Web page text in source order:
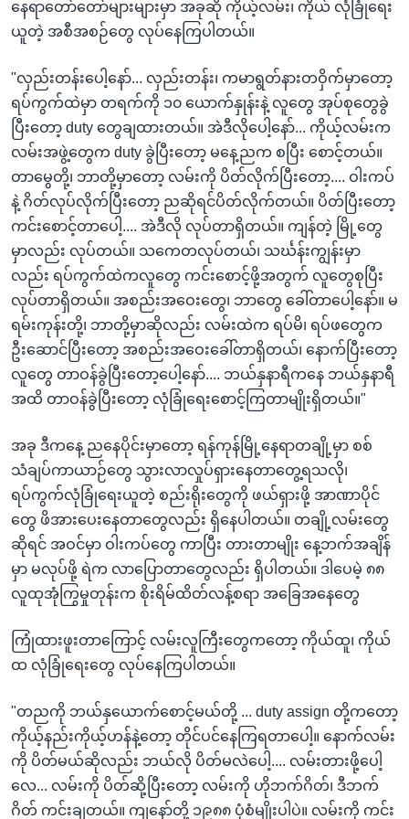
နေရာတော်တော်များများမှာ အခုဆို ကိုယ့်လမ်း၊ ကိုယ် လုံခြုံရေး
ယူတဲ့ အစီအစဉ်တွေ လုပ်နေကြပါတယ်။
"လှည်းတန်းပေါ့နော်... လှည်းတန်း၊ ကမာရွတ်နားတဝှိက်မှာတော့
ရပ်ကွက်ထဲမှာ တရက်ကို ၁၀ ယောက်နှုန်းနဲ့ လူတွေ အုပ်စုတွေခွဲ
ပြီးတော့ duty တွေချထားတယ်။ အဲဒီလိုပေါ့နော်... ကိုယ့်လမ်းက
လမ်းအဖွဲ့တွေက duty ခွဲပြီးတော့ မနေ့ညက စပြီး စောင့်တယ်။
တာမွေတို့၊ ဘာတို့မှာတော့ လမ်းကို ပိတ်လိုက်ပြီးတော့.... ဝါးကပ်
နဲ့ ဂိတ်လုပ်လိုက်ပြီးတော့ ညဆိုရင်ပိတ်လိုက်တယ်။ ပိတ်ပြီးတော့
ကင်းစောင့်တာပေါ့.... အဲဒီလို လုပ်တာရှိတယ်။ ကျန်တဲ့ မြို့တွေ
မှာလည်း လုပ်တယ်။ သကေတလုပ်တယ်၊ သင်္ဃန်းကျွန်းမှာ
လည်း ရပ်ကွက်ထဲကလူတွေ ကင်းစောင့်ဖို့အတွက် လူတွေစုပြီး
လုပ်တာရှိတယ်။ အစည်းအဝေးတွေ၊ ဘာတွေ ခေါ်တာပေါ့နော်။ မ
ရမ်းကုန်းတို့၊ ဘာတို့မှာဆိုလည်း လမ်းထဲက ရပ်မိ၊ ရပ်ဖတွေက
ဦးဆောင်ပြီးတော့ အစည်းအဝေးခေါ်တာရှိတယ်၊ နောက်ပြီးတော့
လူတွေ တာဝန်ခွဲပြီးတော့ပေါ့နော်.... ဘယ်နှနာရီကနေ ဘယ်နှနာရီ
အထိ တာဝန်ခွဲပြီးတော့ လုံခြုံရေးစောင့်ကြတာမျိုးရှိတယ်။"
အခု ဒီကနေ့ ညနေပိုင်းမှာတော့ ရန်ကုန်မြို့နေရာတချို့မှာ စစ်
သံချပ်ကာယာဉ်တွေ သွားလာလှုပ်ရှားနေတာတွေ့ရသလို၊
ရပ်ကွက်လုံခြုံရေးယူတဲ့ စည်းရိုးတွေကို ဖယ်ရှားဖို့ အာဏာပိုင်
တွေ ဖိအားပေးနေတာတွေလည်း ရှိနေပါတယ်။ တချို့လမ်းတွေ
ဆိုရင် အဝင်မှာ ဝါးကပ်တွေ ကာပြီး တားတာမျိုး နေ့ဘက်အချိန်
မှာ မလုပ်ဖို့ ရဲက လာပြောတာတွေလည်း ရှိပါတယ်။ ဒါပေမဲ့ ၈၈
လူထုအုံကြွမှုတုန်းက စိုးရိမ်ထိတ်လန့်စရာ အခြေအနေတွေ
ကြုံထားဖူးတာကြောင့် လမ်းလူကြီးတွေကတော့ ကိုယ်ထူ၊ ကိုယ်
ထ လုံခြုံရေးတွေ လုပ်နေကြပါတယ်။
"တညကို ဘယ်နှယောက်စောင့်မယ်တို့ ... duty assign တို့ကတော့
ကိုယ့်နည်းကိုယ့်ဟန်နဲ့တော့ တိုင်ပင်နေကြရတာပေါ့။ နောက်လမ်း
ကို ပိတ်မယ်ဆိုလည်း ဘယ်လို ပိတ်မလဲပေါ့.... လမ်းတားဖို့ပေါ့
လေ... လမ်းကို ပိတ်ဆို့ပြီးတော့ လမ်းကို ဟိုဘက်ဂိတ်၊ ဒီဘက်
ဂိတ် ကင်းချတယ်။ ကျနော်တို့ ၁၉၈၈ ပုံစံမျိုးပါပဲ။ လမ်းကို ကင်း